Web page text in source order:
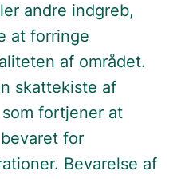
andre indgreb,
at forringe
af området.
skattekiste af
fortjener at
for
Bevarelse af